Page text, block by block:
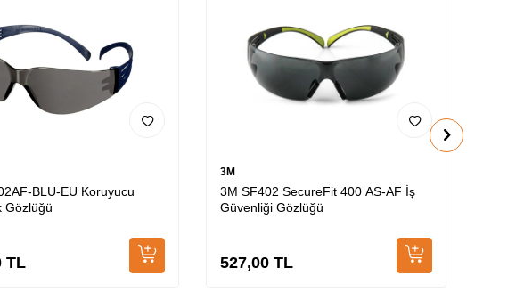
BLU-EU Koruyucu
Gözlüğü
TL
3M
3M SF402 SecureFit 400 AS-AF İş
Güvenliği Gözlüğü
527,00 TL